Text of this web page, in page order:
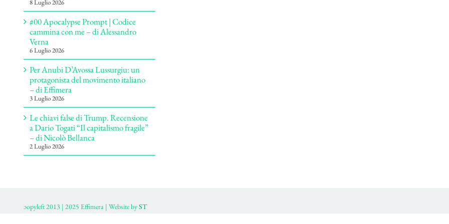
8 Luglio 2026
#00 Apocalypse Prompt | Codice
cammina con me – di Alessandro
Verna
6 Luglio 2026
Per Anubi D’Avossa Lussurgiu: un
protagonista del movimento italiano
– di Effimera
3 Luglio 2026
Le chiavi false di Trump. Recensione
a Dario Togati “Il capitalismo fragile”
– di Nicolò Bellanca
2 Luglio 2026
ɔopyleft 2013 | 2025 Effimera | Website byST